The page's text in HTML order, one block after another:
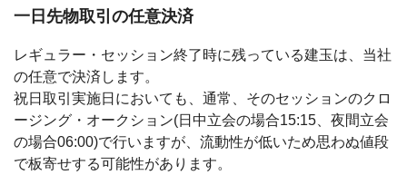
一日先物取引の任意決済
レギュラー・セッション終了時に残っている建玉は、当社
の任意で決済します。
祝日取引実施日においても、通常、そのセッションのクロ
ージング・オークション(日中立会の場合15:15、夜間立会
の場合06:00)で行いますが、流動性が低いため思わぬ値段
で板寄せする可能性があります。